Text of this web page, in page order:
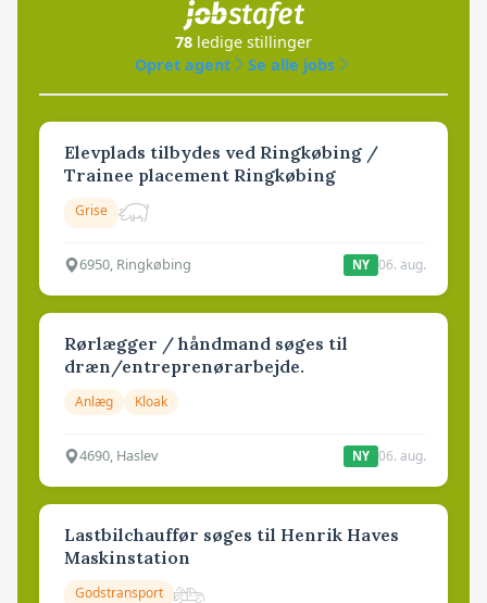
78 ledige stillinger
Opret agent
Se alle jobs
Elevplads tilbydes ved Ringkøbing /
Trainee placement Ringkøbing
Grise
6950, Ringkøbing NY 06. aug.
Rørlægger / håndmand søges til
dræn/entreprenørarbejde.
Anlæg Kloak
4690, Haslev NY 06. aug.
Lastbilchauffør søges til Henrik Haves
Maskinstation
Godstransport